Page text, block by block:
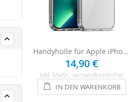
Handyhülle für Apple iPhone 13 Pro - Transparent
14,90 €
Inkl. MwSt. , versandkostenfrei
IN DEN WARENKORB